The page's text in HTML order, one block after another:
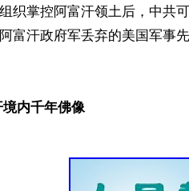
织掌控阿富汗领土后，中共
富汗政府军丢弃的美国军事
内千年佛像